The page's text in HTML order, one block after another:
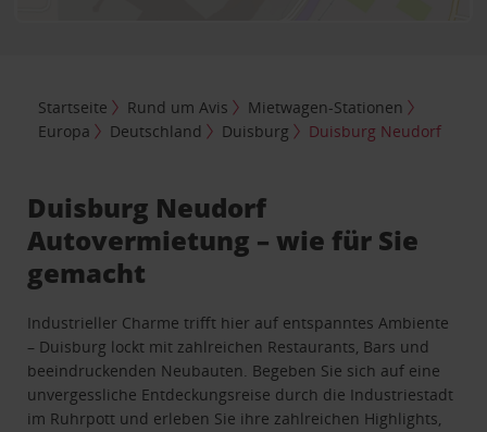
Startseite Rund um Avis
Mietwagen-Stationen
Europa
Deutschland Duisburg Duisburg Neudorf
Duisburg Neudorf
Autovermietung – wie für Sie
gemacht
Industrieller Charme trifft hier auf entspanntes Ambiente
– Duisburg lockt mit zahlreichen Restaurants, Bars und
beeindruckenden Neubauten. Begeben Sie sich auf eine
unvergessliche Entdeckungsreise durch die Industriestadt
im Ruhrpott und erleben Sie ihre zahlreichen Highlights,